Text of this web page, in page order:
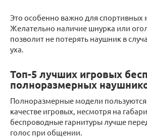
Это особенно важно для спортивных
Желательно наличие шнурка или
позволит не потерять наушник в
уха.
Топ-5 лучших игровых
полноразмерных
Полноразмерные модели
качестве игровых, несмотря на
беспроводные гарнитуры лучше
голос при общении.